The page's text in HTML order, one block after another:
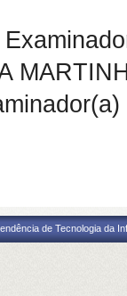
de Tecnologia da